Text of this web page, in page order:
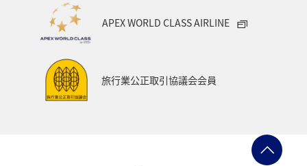
APEX WORLD CLASS AIRLINE
旅行業公正取引協議会会員